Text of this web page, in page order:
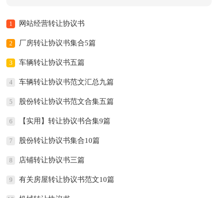
1 网站经营转让协议书
2 厂房转让协议书集合5篇
3 车辆转让协议书五篇
4 车辆转让协议书范文汇总九篇
5 股份转让协议书范文合集五篇
6 【实用】转让协议书合集9篇
7 股份转让协议书集合10篇
8 店铺转让协议书三篇
9 有关房屋转让协议书范文10篇